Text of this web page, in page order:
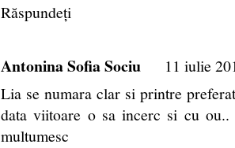
Răspundeți
Antonina Sofia Sociu
11 iulie
Lia se numara clar si printre
data viitoare o sa incerc si cu
multumesc